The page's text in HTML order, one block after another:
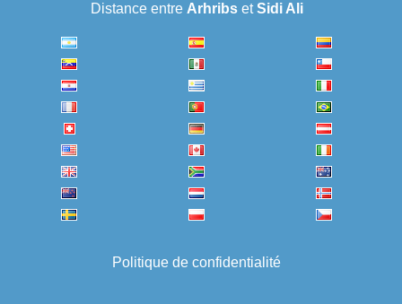
Distance entre ArhribsetSidi Ali
Politique de confidentialité